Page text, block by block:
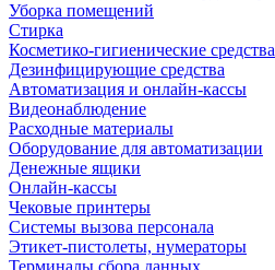
Уборка помещений
Стирка
Косметико-гигиенические средства
Дезинфицирующие средства
Автоматизация и онлайн-кассы
Видеонаблюдение
Расходные материалы
Оборудование для автоматизации
Денежные ящики
Онлайн-кассы
Чековые принтеры
Системы вызова персонала
Этикет-пистолеты, нумераторы
Терминалы сбора данных